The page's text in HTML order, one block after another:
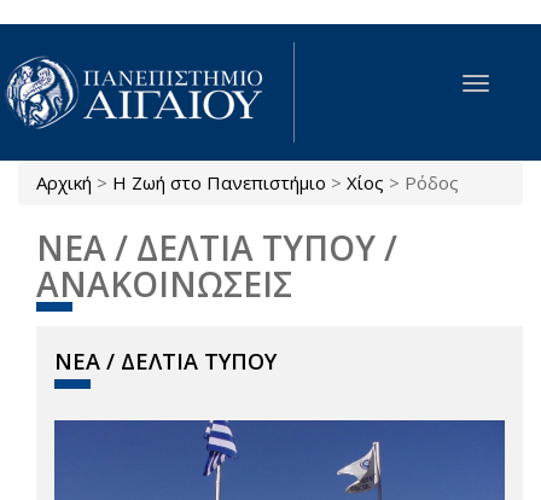
Παράκαμψη προς το κυρίως περιεχόμενο
Toggle
Είστε εδώ
Αρχική > Η Ζωή στο Πανεπιστήμιο > Χίος > Ρόδος
ΝΕΑ / ΔΕΛΤΙΑ ΤΥΠΟΥ /
ΑΝΑΚΟΙΝΩΣΕΙΣ
ΝΕΑ / ΔΕΛΤΙΑ ΤΥΠΟΥ